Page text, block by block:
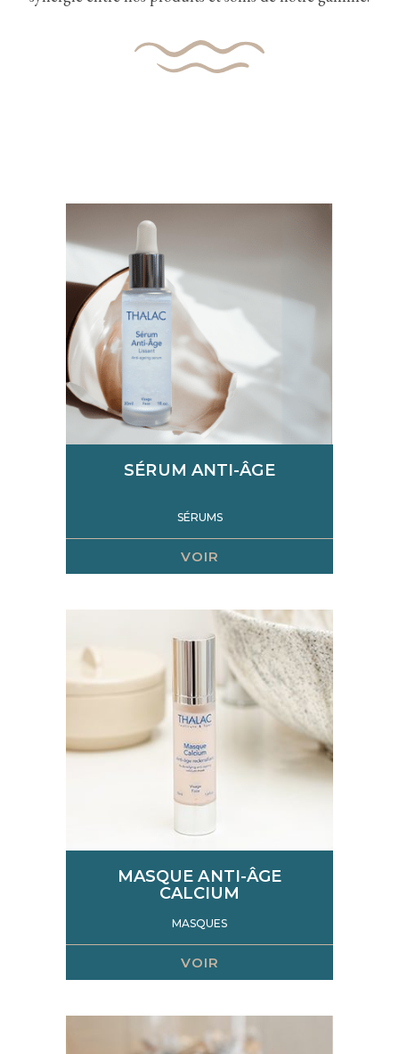
veina-tonique, anti-oxydant et astringent.
l’élasticité et l’hydratation de la peau.
Cohéliss bio : restaure la résistance mécanique
SÉRUM ANTI-ÂGE
SÉRUMS
VOIR
MASQUE ANTI-ÂGE
CALCIUM
MASQUES
VOIR